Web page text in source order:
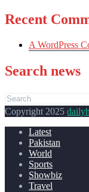
Recent
A WordPress
Search news
Copyright 2025
Latest
Pakistan
World
Sports
Showbiz
Travel